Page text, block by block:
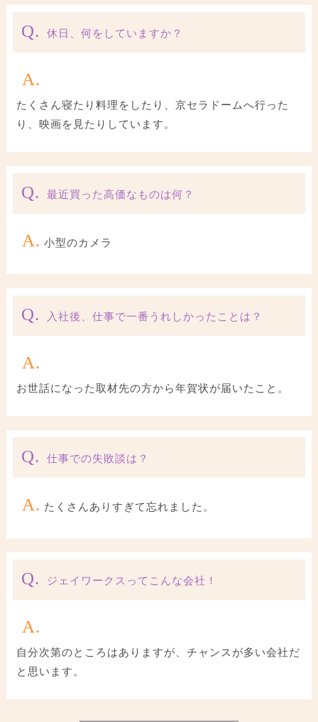
Q. 休日、何をしていますか？
A.
たくさん寝たり料理をしたり、京セラドームへ行った
り、映画を見たりしています。
Q. 最近買った高価なものは何？
A. 小型のカメラ
Q. 入社後、仕事で一番うれしかったことは？
A.
お世話になった取材先の方から年賀状が届いたこと。
Q. 仕事での失敗談は？
A. たくさんありすぎて忘れました。
Q. ジェイワークスってこんな会社！
A.
自分次第のところはありますが、チャンスが多い会社だ
と思います。